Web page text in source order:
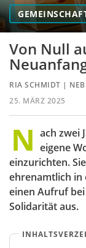
Von Null
RIA SCHMIDT |
25. MÄRZ 2025
N ach zwei
eigene
einzurichten.
ehrenamtlich in
einen Aufruf
Solidarität aus.